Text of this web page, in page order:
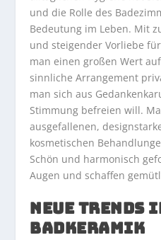
und die Rolle des
Bedeutung im Leben. Mit
und steigender Vorliebe
man einen großen Wert
sinnliche Arrangement
man sich aus
Stimmung befreien will.
ausgefallenen,
kosmetischen
Schön und harmonisch
Augen und schaffen
NEUE TRENDS
BADKERAMIK